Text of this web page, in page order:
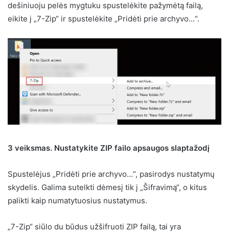
dešiniuoju pelės mygtuku spustelėkite pažymėtą failą,
eikite į „7-Zip“ ir spustelėkite „Pridėti prie archyvo...“.
3 veiksmas. Nustatykite ZIP failo apsaugos slaptažodį
Spustelėjus „Pridėti prie archyvo…“, pasirodys nustatymų
skydelis. Galima sutelkti dėmesį tik į „Šifravimą“, o kitus
palikti kaip numatytuosius nustatymus.
„7-Zip“ siūlo du būdus užšifruoti ZIP failą, tai yra